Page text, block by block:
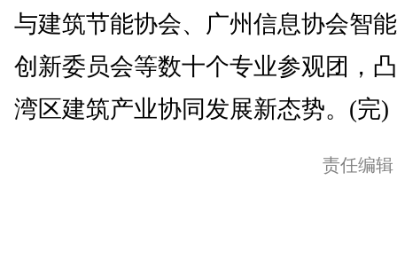
与建筑节能协会、广州信息协会智
创新委员会等数十个专业参观团，
湾区建筑产业协同发展新态势。(完)
责任编